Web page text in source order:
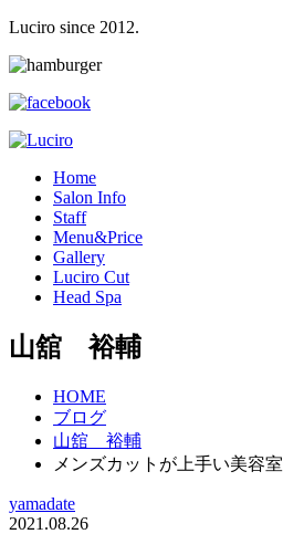
Luciro since 2012.
Home
Salon Info
Staff
Menu&Price
Gallery
Luciro Cut
Head Spa
山舘 裕輔
HOME
ブログ
山舘 裕輔
メンズカットが上手い美容室
yamadate
2021.08.26